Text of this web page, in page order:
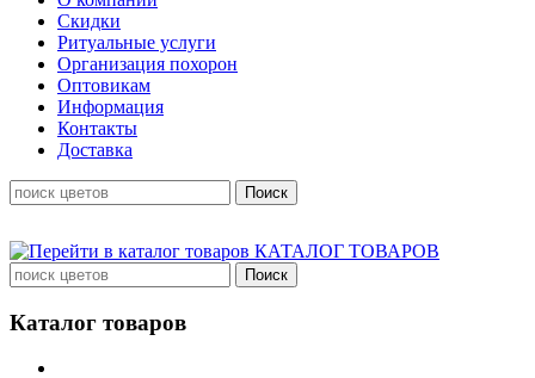
Скидки
Ритуальные услуги
Организация похорон
Оптовикам
Информация
Контакты
Доставка
КАТАЛОГ ТОВАРОВ
Каталог товаров